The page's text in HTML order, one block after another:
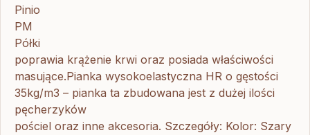
Pinio
PM
Półki
poprawia krążenie krwi oraz posiada właściwości
masujące.Pianka wysokoelastyczna HR o gęstości
35kg/m3 – pianka ta zbudowana jest z dużej ilości
pęcherzyków
pościel oraz inne akcesoria. Szczegóły: Kolor: Szary